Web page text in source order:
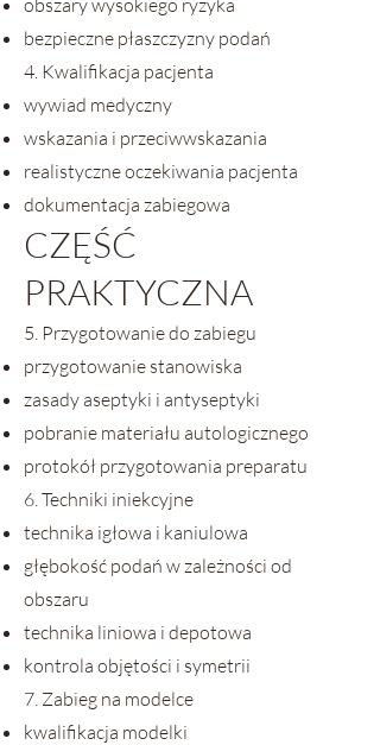
obszary wysokiego ryzyka
bezpieczne płaszczyzny podań
4. Kwalifikacja pacjenta
wywiad medyczny
wskazania i przeciwwskazania
realistyczne oczekiwania pacjenta
dokumentacja zabiegowa
CZĘŚĆ
PRAKTYCZNA
5. Przygotowanie do zabiegu
przygotowanie stanowiska
zasady aseptyki i antyseptyki
pobranie materiału autologicznego
protokół przygotowania preparatu
6. Techniki iniekcyjne
technika igłowa i kaniulowa
głębokość podań w zależności od
obszaru
technika liniowa i depotowa
kontrola objętości i symetrii
7. Zabieg na modelce
kwalifikacja modelki